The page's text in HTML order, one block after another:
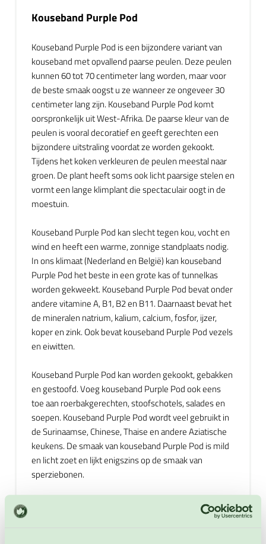
Kouseband Purple Pod
Kouseband Purple Pod is een bijzondere variant van
kouseband met opvallend paarse peulen. Deze peulen
kunnen 60 tot 70 centimeter lang worden, maar voor
de beste smaak oogst u ze wanneer ze ongeveer 30
centimeter lang zijn. Kouseband Purple Pod komt
oorspronkelijk uit West-Afrika. De paarse kleur van de
peulen is vooral decoratief en geeft gerechten een
bijzondere uitstraling voordat ze worden gekookt.
Tijdens het koken verkleuren de peulen meestal naar
groen. De plant heeft soms ook licht paarsige stelen en
vormt een lange klimplant die spectaculair oogt in de
moestuin.
Kouseband Purple Pod kan slecht tegen kou, vocht en
wind en heeft een warme, zonnige standplaats nodig.
In ons klimaat (Nederland en België) kan kouseband
Purple Pod het beste in een grote kas of tunnelkas
worden gekweekt. Kouseband Purple Pod bevat onder
andere vitamine A, B1, B2 en B11. Daarnaast bevat het
de mineralen natrium, kalium, calcium, fosfor, ijzer,
koper en zink. Ook bevat kouseband Purple Pod vezels
en eiwitten.
Kouseband Purple Pod kan worden gekookt, gebakken
en gestoofd. Voeg kouseband Purple Pod ook eens
toe aan roerbakgerechten, stoofschotels, salades en
soepen. Kouseband Purple Pod wordt veel gebruikt in
de Surinaamse, Chinese, Thaise en andere Aziatische
keukens. De smaak van kouseband Purple Pod is mild
en licht zoet en lijkt enigszins op de smaak van
sperziebonen.
Gebruik ongeveer 250 gram rauwe kouseband Purple
Pod per persoon wanneer u de kouseband warm